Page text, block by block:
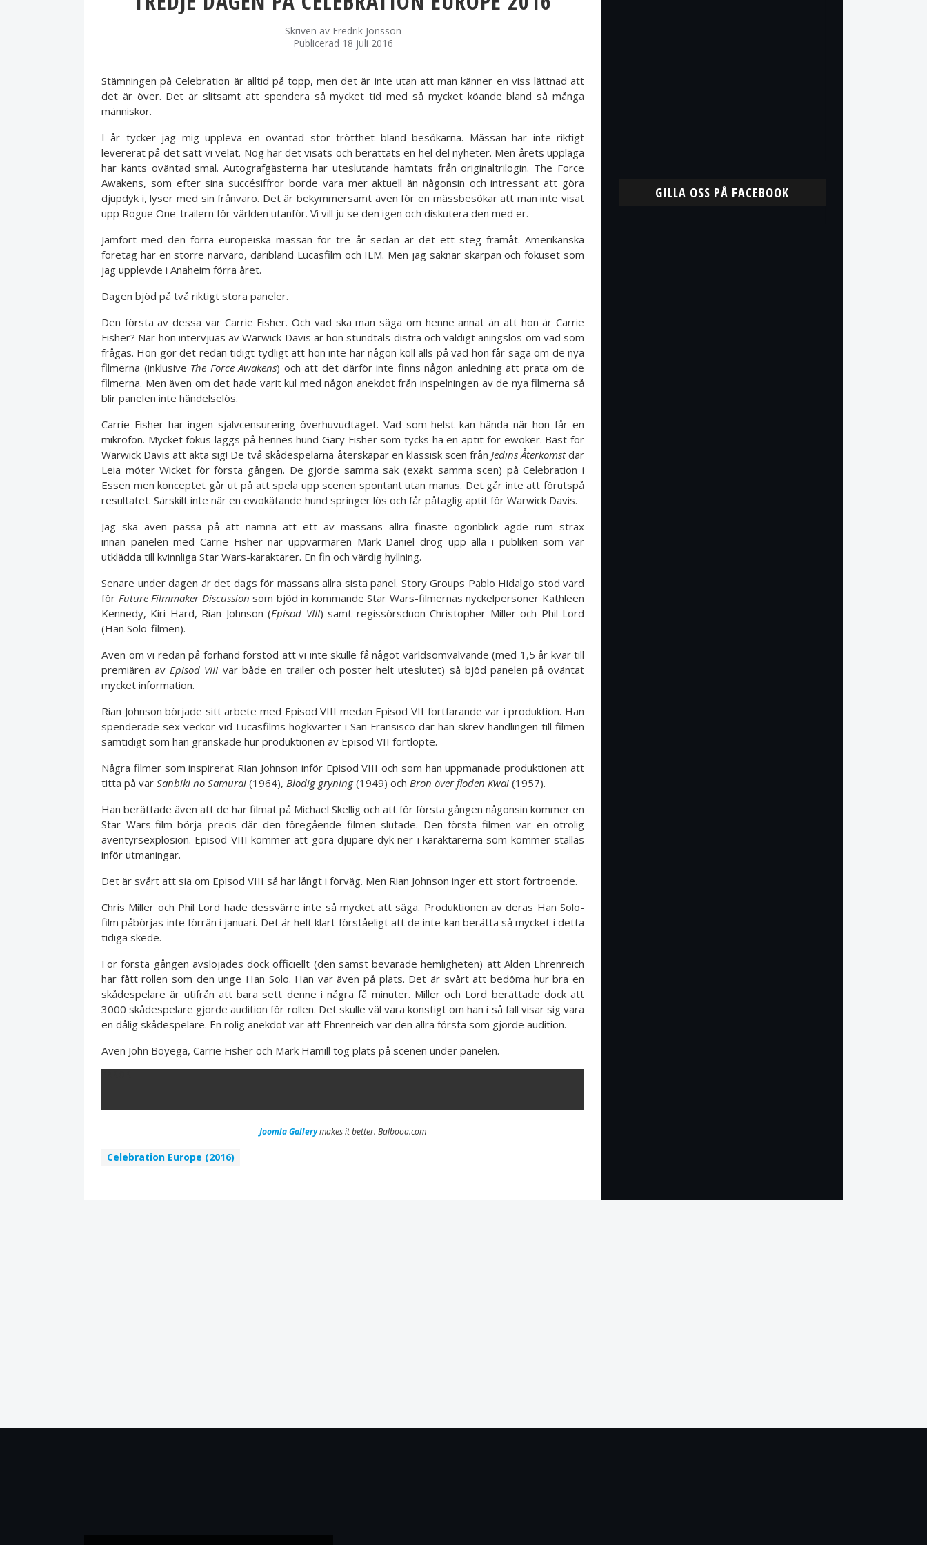
Skriven av Fredrik Jonsson
Publicerad 18 juli 2016
Stämningen på Celebration är alltid på topp, men det är inte utan att man känner en viss lättnad att
det är över. Det är slitsamt att spendera så mycket tid med så mycket köande bland så många
människor.
I år tycker jag mig uppleva en oväntad stor trötthet bland besökarna. Mässan har inte riktigt
levererat på det sätt vi velat. Nog har det visats och berättats en hel del nyheter. Men årets upplaga
har känts oväntad smal. Autografgästerna har uteslutande hämtats från originaltrilogin. The Force
Awakens, som efter sina succésiffror borde vara mer aktuell än någonsin och intressant att göra
djupdyk i, lyser med sin frånvaro. Det är bekymmersamt även för en mässbesökar att man inte visat
upp Rogue One-trailern för världen utanför. Vi vill ju se den igen och diskutera den med er.
Jämfört med den förra europeiska mässan för tre år sedan är det ett steg framåt. Amerikanska
företag har en större närvaro, däribland Lucasfilm och ILM. Men jag saknar skärpan och fokuset som
jag upplevde i Anaheim förra året.
Dagen bjöd på två riktigt stora paneler.
Den första av dessa var Carrie Fisher. Och vad ska man säga om henne annat än att hon är Carrie
Fisher? När hon intervjuas av Warwick Davis är hon stundtals disträ och väldigt aningslös om vad som
frågas. Hon gör det redan tidigt tydligt att hon inte har någon koll alls på vad hon får säga om de nya
filmerna (inklusive The Force Awakens) och att det därför inte finns någon anledning att prata om de
filmerna. Men även om det hade varit kul med någon anekdot från inspelningen av de nya filmerna så
blir panelen inte händelselös.
Carrie Fisher har ingen självcensurering överhuvudtaget. Vad som helst kan hända när hon får en
mikrofon. Mycket fokus läggs på hennes hund Gary Fisher som tycks ha en aptit för ewoker. Bäst för
Warwick Davis att akta sig! De två skådespelarna återskapar en klassisk scen från Jedins Återkomstdär
Leia möter Wicket för första gången. De gjorde samma sak (exakt samma scen) på Celebration i
Essen men konceptet går ut på att spela upp scenen spontant utan manus. Det går inte att förutspå
resultatet. Särskilt inte när en ewokätande hund springer lös och får påtaglig aptit för Warwick Davis.
Jag ska även passa på att nämna att ett av mässans allra finaste ögonblick ägde rum strax
innan panelen med Carrie Fisher när uppvärmaren Mark Daniel drog upp alla i publiken som var
utklädda till kvinnliga Star Wars-karaktärer. En fin och värdig hyllning.
Senare under dagen är det dags för mässans allra sista panel. Story Groups Pablo Hidalgo stod värd
för Future Filmmaker Discussion som bjöd in kommande Star Wars-filmernas nyckelpersoner Kathleen
Kennedy, Kiri Hard, Rian Johnson (Episod VIII) samt regissörsduon Christopher Miller och Phil Lord
(Han Solo-filmen).
Även om vi redan på förhand förstod att vi inte skulle få något världsomvälvande (med 1,5 år kvar till
premiären avEpisod VIII var både en trailer och poster helt uteslutet) så bjöd panelen på oväntat
mycket information.
Rian Johnson började sitt arbete med Episod VIII medan Episod VII fortfarande var i produktion. Han
spenderade sex veckor vid Lucasfilms högkvarter i San Fransisco där han skrev handlingen till filmen
samtidigt som han granskade hur produktionen av Episod VII fortlöpte.
Några filmer som inspirerat Rian Johnson inför Episod VIII och som han uppmanade produktionen att
titta på var Sanbiki no Samurai (1964), Blodig gryning(1949) och Bron över floden Kwai (1957).
Han berättade även att de har filmat på Michael Skellig och att för första gången någonsin kommer en
Star Wars-film börja precis där den föregående filmen slutade. Den första filmen var en otrolig
äventyrsexplosion. Episod VIII kommer att göra djupare dyk ner i karaktärerna som kommer ställas
inför utmaningar.
Det är svårt att sia om Episod VIII så här långt i förväg. Men Rian Johnson inger ett stort förtroende.
Chris Miller och Phil Lord hade dessvärre inte så mycket att säga. Produktionen av deras Han Solo-
film påbörjas inte förrän i januari. Det är helt klart förståeligt att de inte kan berätta så mycket i detta
tidiga skede.
För första gången avslöjades dock officiellt (den sämst bevarade hemligheten) att Alden Ehrenreich
har fått rollen som den unge Han Solo. Han var även på plats. Det är svårt att bedöma hur bra en
skådespelare är utifrån att bara sett denne i några få minuter. Miller och Lord berättade dock att
3000 skådespelare gjorde audition för rollen. Det skulle väl vara konstigt om han i så fall visar sig vara
en dålig skådespelare. En rolig anekdot var att Ehrenreich var den allra första som gjorde audition.
Även John Boyega, Carrie Fisher och Mark Hamill tog plats på scenen under panelen.
Joomla Gallerymakes it better. Balbooa.com
Celebration Europe (2016)
GILLA OSS PÅ FACEBOOK